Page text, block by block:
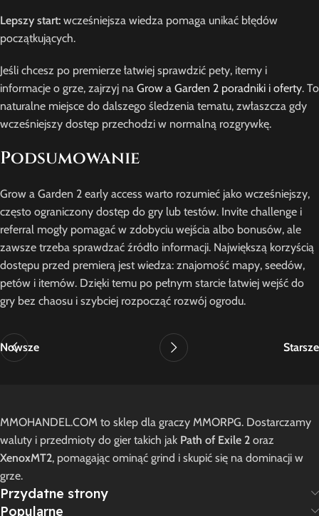
Lepszy start: wcześniejsza wiedza pomaga unikać błędów
początkujących.
Jeśli chcesz po premierze łatwiej sprawdzić pety, itemy i
informacje o grze, zajrzyj na Grow a Garden 2 poradniki i oferty. To
naturalne miejsce do dalszego śledzenia tematu, zwłaszcza gdy
wcześniejszy dostęp przechodzi w normalną rozgrywkę.
Podsumowanie
Grow a Garden 2 early access warto rozumieć jako wcześniejszy,
często ograniczony dostęp do gry lub testów. Invite challenge i
referral mogły pomagać w zdobyciu wejścia albo bonusów, ale
zawsze trzeba sprawdzać źródło informacji. Największą korzyścią
dostępu przed premierą jest wiedza: znajomość mapy, seedów,
petów i itemów. Dzięki temu po pełnym starcie łatwiej wejść do
gry bez chaosu i szybciej rozpocząć rozwój ogrodu.
Nowsze Starsze
MMOHANDEL.COM to sklep dla graczy MMORPG. Dostarczamy
waluty i przedmioty do gier takich jak Path of Exile 2 oraz
XenoxMT2, pomagając ominąć grind i skupić się na dominacji w
grze.
Przydatne strony
Popularne